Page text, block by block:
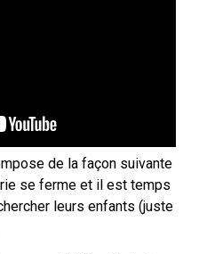
de la façon suivante
se ferme et il est temps
leurs enfants (juste